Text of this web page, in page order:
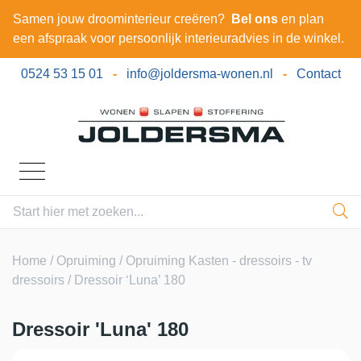
Samen jouw droominterieur creëren? Bel ons en plan
een afspraak voor persoonlijk interieuradvies in de winkel.
0524 53 15 01 - info@joldersma-wonen.nl - Contact
Home / Opruiming / Opruiming Kasten - dressoirs - tv
dressoirs / Dressoir ‘Luna’ 180
Dressoir 'Luna' 180